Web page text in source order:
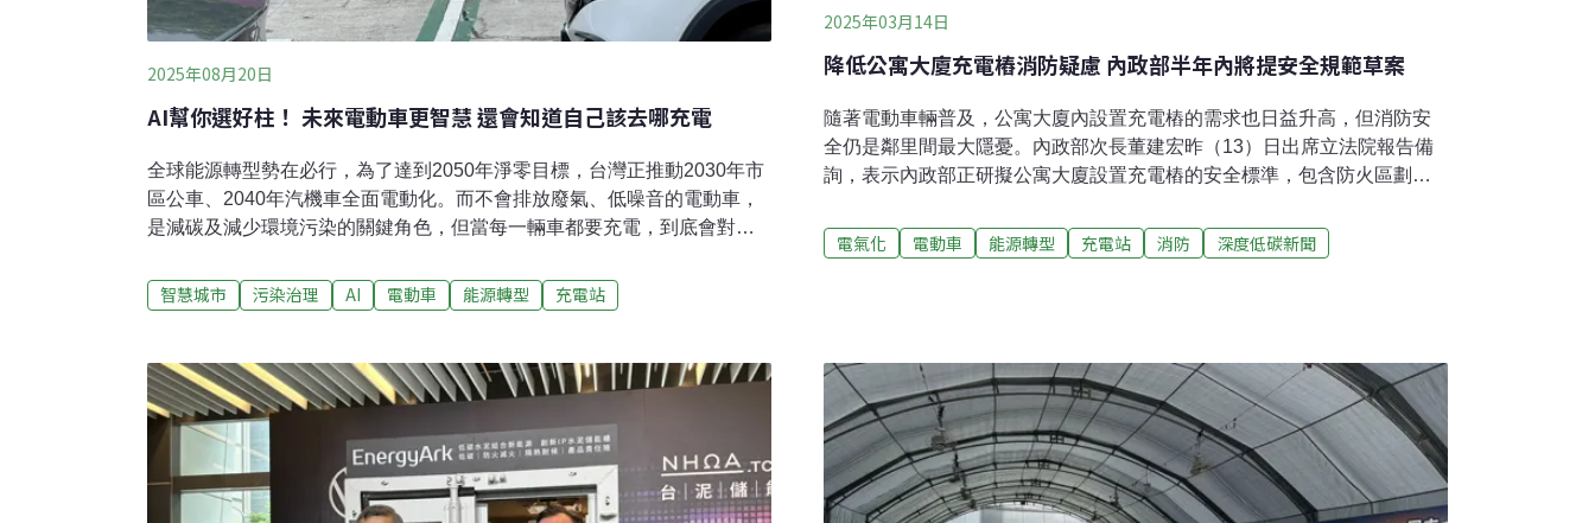
2025年08月20日
AI幫你選好柱！ 未來電動車更智慧 還會知道自己該去哪充電
全球能源轉型勢在必行，為了達到2050年淨零目標，台灣正推動2030年市
區公車、2040年汽機車全面電動化。而不會排放廢氣、低噪音的電動車，
是減碳及減少環境污染的關鍵角色，但當每一輛車都要充電，到底會對電
聽聽智慧車輛領域的專家——工研院機械所經理黃立恭怎麼說。我們的電
網扛得住嗎？有什麼挑戰與壓力？讓我們先切換成老鷹視角，問一個問
過200億度！若以台灣一般家庭平均每天用電11.5度計算，這相當於全台灣
1000萬戶家庭約半年的用電量！面臨電動車日益可觀的用電量，黃立恭分
析道，目前的電力系統有用地、電能調度及技術層面的三大挑戰。接著再
切換成蚯蚓視角，問第二個問題：台灣都市地狹人稠，充電樁要建在哪
裏？答案絕對不是隨便建。首先，在老舊社區與集合住宅，停車位狹小加
上電力設施
智慧城市 污染治理 AI 電動車 能源轉型 充電站
2025年03月14日
降低公寓大廈充電樁消防疑慮 內政部半年內將提安全規範草案
隨著電動車輛普及，公寓大廈內設置充電樁的需求也日益升高，但消防安
全仍是鄰里間最大隱憂。內政部次長董建宏昨（13）日出席立法院報告備
詢，表示內政部正研擬公寓大廈設置充電樁的安全標準，包含防火區劃規
充電樁安全研究 半年內提出修法草案近來電動車充電火警意外頻傳，立法
院內政委員會昨日召開本會期第一次會議，邀請內政部報告公寓大廈設置
依研究成果研議修正《建築技術規則》與《消防安全設備設置標準》等相
關安全規範，最快可在半年內報行政院提出草案、送立法院審查。未來目
標朝公有建物先行示範。董建宏強調，充電樁本身的電氣規範已完備，重
點在防火救災等安全疑慮。例如
電氣化 電動車 能源轉型 充電站 消防 深度低碳新聞